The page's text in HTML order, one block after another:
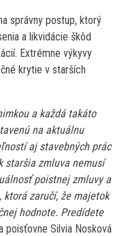
správny postup, ktorý
a likvidácie škôd
Extrémne výkyvy
krytie v starších
a každá takáto
na aktuálnu
aj stavebných prác
staršia zmluva nemusí
poistnej zmluvy a
zaručí, že majetok
hodnote. Predídete
poisťovne Silvia Nosková